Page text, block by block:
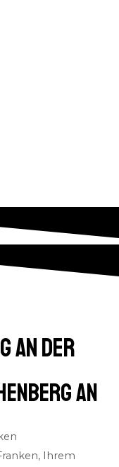
an der
an
Ihrem